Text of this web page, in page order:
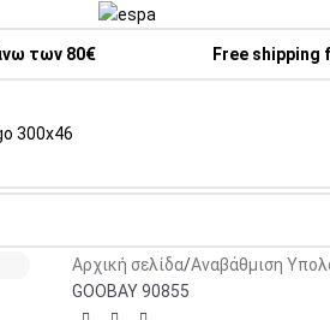
των 80€ Free
Αρχική σελίδα Αναβάθμιση
GOOBAY 90855